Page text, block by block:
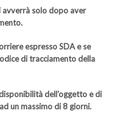
avverrà solo dopo aver
espresso SDA e se
di tracciamento della
dell’oggetto e di
un massimo di 8 giorni.